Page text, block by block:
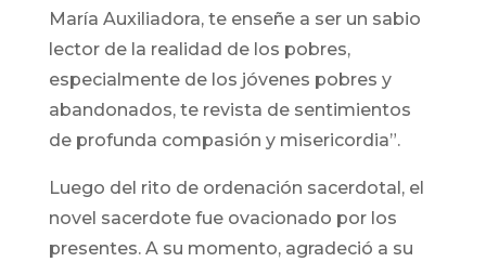
María Auxiliadora, te enseñe a ser un sabio
lector de la realidad de los pobres,
especialmente de los jóvenes pobres y
abandonados, te revista de sentimientos
de profunda compasión y misericordia”.
Luego del rito de ordenación sacerdotal, el
novel sacerdote fue ovacionado por los
presentes. A su momento, agradeció a su